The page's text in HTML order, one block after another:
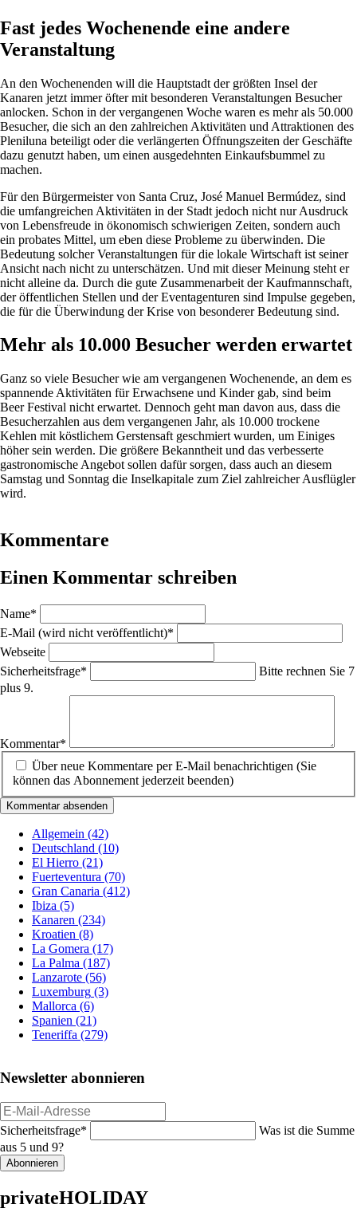
Fast jedes Wochenende eine andere
Veranstaltung
An den Wochenenden will die Hauptstadt der größten Insel der
Kanaren jetzt immer öfter mit besonderen Veranstaltungen Besucher
anlocken. Schon in der vergangenen Woche waren es mehr als 50.000
Besucher, die sich an den zahlreichen Aktivitäten und Attraktionen des
Pleniluna beteiligt oder die verlängerten Öffnungszeiten der Geschäfte
dazu genutzt haben, um einen ausgedehnten Einkaufsbummel zu
machen.
Für den Bürgermeister von Santa Cruz, José Manuel Bermúdez, sind
die umfangreichen Aktivitäten in der Stadt jedoch nicht nur Ausdruck
von Lebensfreude in ökonomisch schwierigen Zeiten, sondern auch
ein probates Mittel, um eben diese Probleme zu überwinden. Die
Bedeutung solcher Veranstaltungen für die lokale Wirtschaft ist seiner
Ansicht nach nicht zu unterschätzen. Und mit dieser Meinung steht er
nicht alleine da. Durch die gute Zusammenarbeit der Kaufmannschaft,
der öffentlichen Stellen und der Eventagenturen sind Impulse gegeben,
die für die Überwindung der Krise von besonderer Bedeutung sind.
Mehr als 10.000 Besucher werden erwartet
Ganz so viele Besucher wie am vergangenen Wochenende, an dem es
spannende Aktivitäten für Erwachsene und Kinder gab, sind beim
Beer Festival nicht erwartet. Dennoch geht man davon aus, dass die
Besucherzahlen aus dem vergangenen Jahr, als 10.000 trockene
Kehlen mit köstlichem Gerstensaft geschmiert wurden, um Einiges
höher sein werden. Die größere Bekanntheit und das verbesserte
gastronomische Angebot sollen dafür sorgen, dass auch an diesem
Samstag und Sonntag die Inselkapitale zum Ziel zahlreicher Ausflügler
wird.
Kommentare
Einen Kommentar schreiben
Pflichtfeld
Name*
Pflichtfeld
E-Mail (wird nicht veröffentlicht)*
Webseite
Pflichtfeld
Sicherheitsfrage*
Bitte rechnen Sie 7
plus 9.
Kommentar*
Über neue Kommentare per E-Mail benachrichtigen (Sie
können das Abonnement jederzeit beenden)
Kommentar absenden
Allgemein (42)
Deutschland (10)
El Hierro (21)
Fuerteventura (70)
Gran Canaria (412)
Ibiza (5)
Kanaren (234)
Kroatien (8)
La Gomera (17)
La Palma (187)
Lanzarote (56)
Luxemburg (3)
Mallorca (6)
Spanien (21)
Teneriffa (279)
Newsletter abonnieren
E-
Mail-
Adresse
Pflichtfeld
Sicherheitsfrage*
Was ist die Summe
aus 5 und 9?
Abonnieren
privateHOLIDAY